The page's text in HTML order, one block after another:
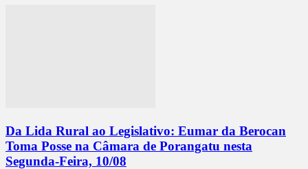
Da Lida Rural ao Legislativo: Eumar da Berocan
Toma Posse na Câmara de Porangatu nesta
Segunda-Feira, 10/08